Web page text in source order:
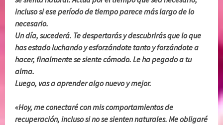
incluso si ese período de tiempo parece más largo de lo
necesario.
Un día, sucederá. Te despertarás y descubrirás que lo que
has estado luchando y esforzándote tanto y forzándote a
hacer, finalmente se siente cómodo.Le ha pegado a tu
alma.
Luego, vas a aprender algo nuevo y mejor.
«Hoy, me conectaré con mis comportamientos de
recuperación, incluso si no se sienten naturales. Me obligaré